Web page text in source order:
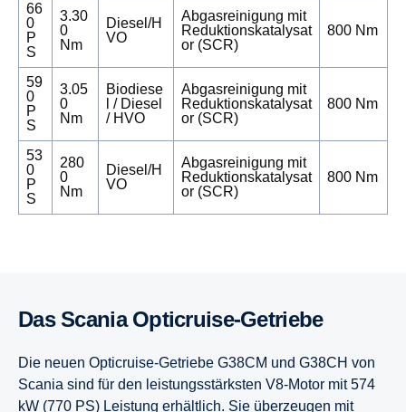
66
0
P
S
3.30
0
Nm
Diesel/H
VO
Abgasreinigung mit
Reduktionskatalysat
or (SCR)
800 Nm
59
0
P
S
3.05
0
Nm
Biodiese
l / Diesel
/ HVO
Abgasreinigung mit
Reduktionskatalysat
or (SCR)
800 Nm
53
0
P
S
280
0
Nm
Diesel/H
VO
Abgasreinigung mit
Reduktionskatalysat
or (SCR)
800 Nm
Das Scania Opticruise-​Getriebe
Die neuen Opticruise-Getriebe G38CM und G38CH von
Scania sind für den leistungsstärksten V8-Motor mit 574
kW (770 PS) Leistung erhältlich. Sie überzeugen mit